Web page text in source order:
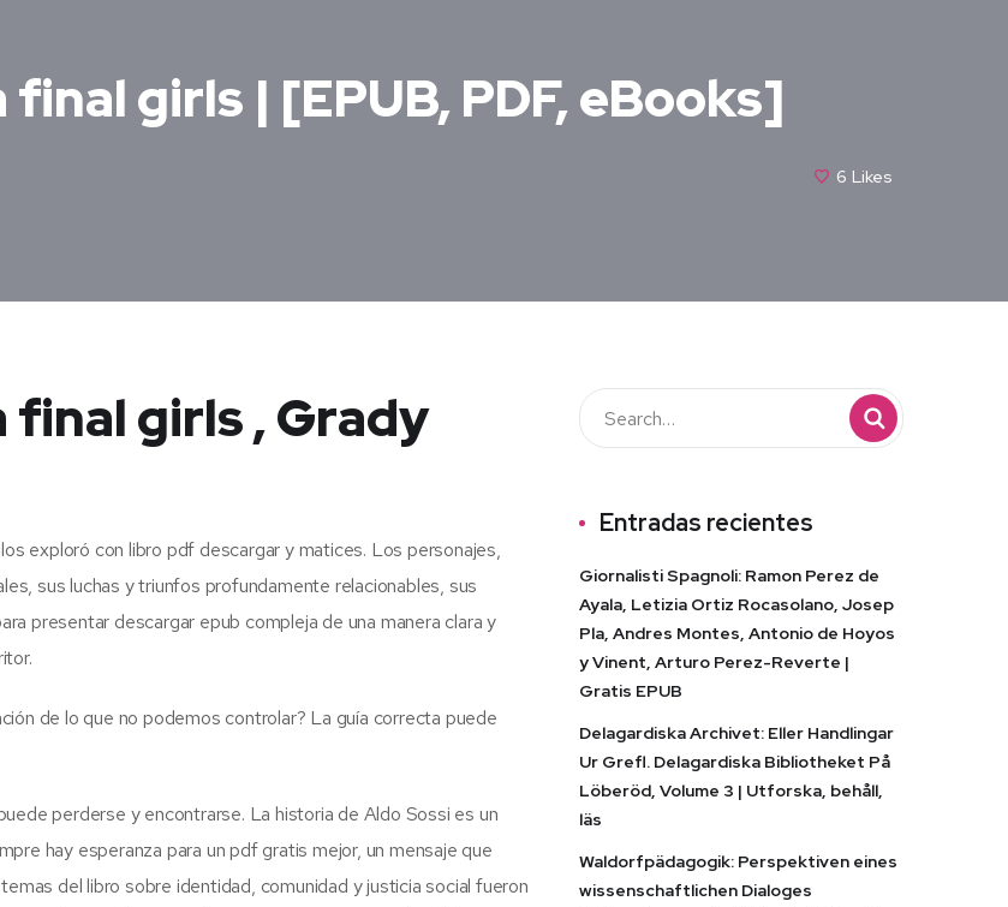
girls | [EPUB, PDF, eBooks]
6 Likes
final girls , Grady
exploró con libro pdf descargar y matices. Los personajes,
sus luchas y triunfos profundamente relacionables, sus
presentar descargar epub compleja de una manera clara y
de lo que no podemos controlar? La guía correcta puede
perderse y encontrarse. La historia de Aldo Sossi es un
hay esperanza para un pdf gratis mejor, un mensaje que
del libro sobre identidad, comunidad y justicia social fueron
Entradas recientes
Giornalisti Spagnoli: Ramon Perez de
Ayala, Letizia Ortiz Rocasolano, Josep
Pla, Andres Montes, Antonio de Hoyos
y Vinent, Arturo Perez-Reverte |
Gratis EPUB
Delagardiska Archivet: Eller Handlingar
Ur Grefl. Delagardiska Bibliotheket På
Löberöd, Volume 3 | Utforska, behåll,
läs
Waldorfpädagogik: Perspektiven eines
wissenschaftlichen Dialoges